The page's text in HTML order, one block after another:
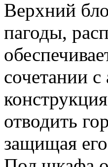
Верхний
пагоды,
сочетании
отводить
защищая